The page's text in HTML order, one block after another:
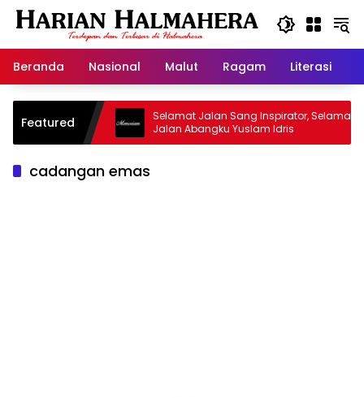
Langsung
Beranda
Nasional Malut Ragam Literasi
Featured
Warisan
Selamat Jalan Sang Inspirator, Selamat
Jalan Abangku Yuslam Idris
cadangan emas